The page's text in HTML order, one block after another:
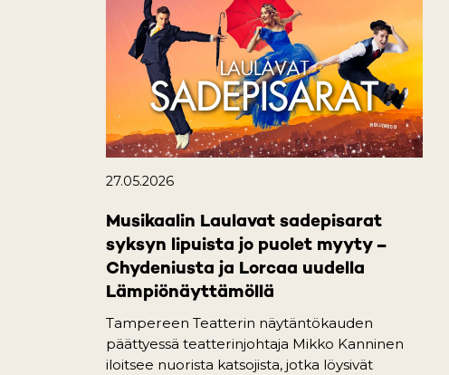
27.05.2026
Musikaalin Laulavat sadepisarat
syksyn lipuista jo puolet myyty –
Chydeniusta ja Lorcaa uudella
Lämpiönäyttämöllä
Tampereen Teatterin näytäntökauden
päättyessä teatterinjohtaja Mikko Kanninen
iloitsee nuorista katsojista, jotka löysivät